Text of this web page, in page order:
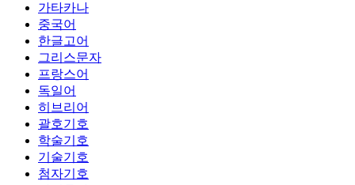
가타카나
중국어
한글고어
그리스문자
프랑스어
독일어
히브리어
괄호기호
학술기호
기술기호
첨자기호